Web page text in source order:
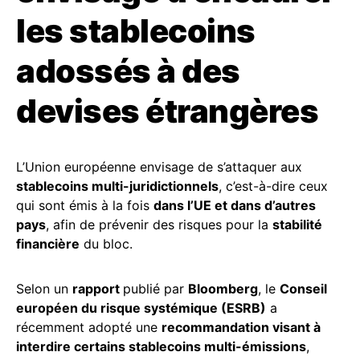
les stablecoins
adossés à des
devises étrangères
L’Union européenne envisage de s’attaquer aux
stablecoins multi-juridictionnels, c’est-à-dire ceux
qui sont émis à la fois dans l’UE et dans d’autres
pays, afin de prévenir des risques pour la stabilité
financière du bloc.
Selon un rapport publié par Bloomberg, le Conseil
européen du risque systémique (ESRB) a
récemment adopté une recommandation visant à
interdire certains stablecoins multi-émissions,